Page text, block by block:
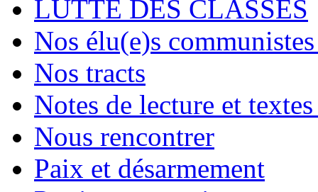
LUTTE DES CLASSES
Nos élu(e)s
Nos tracts
Notes de lecture et
Nous rencontrer
Paix et désarmement